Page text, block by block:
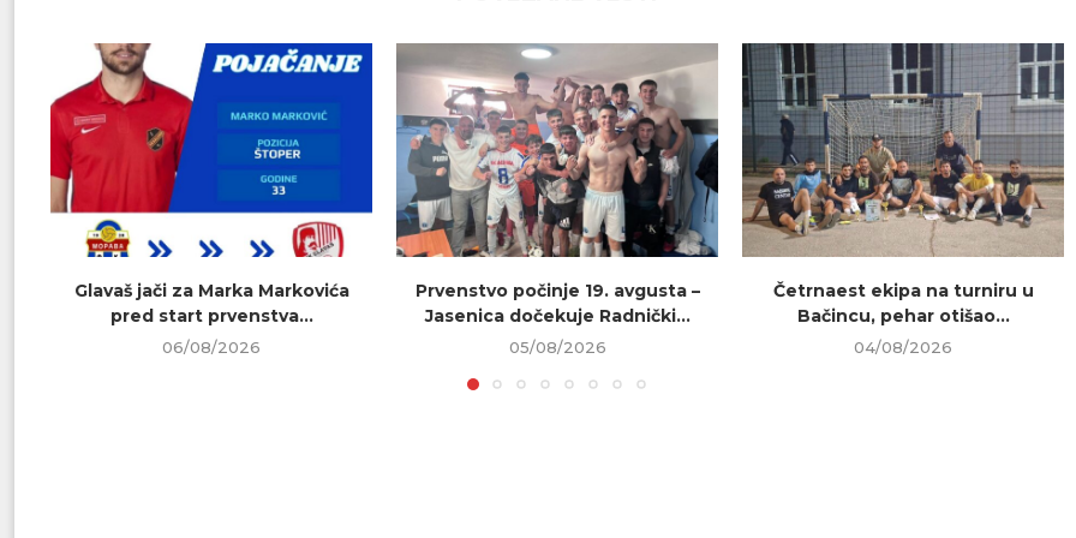
Glavaš jači za Marka Markovića
pred start prvenstva...
06/08/2026
Prvenstvo počinje 19. avgusta –
Jasenica dočekuje Radnički...
05/08/2026
Četrnaest ekipa na turniru u
Bačincu, pehar otišao...
04/08/2026